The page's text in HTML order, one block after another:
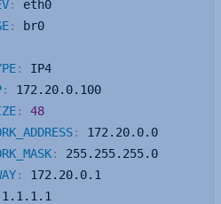
:
eth0
:
br0
:
IP4
:
172.20.0.100
:
48
:
172.20.0.0
:
255.255.255.0
:
172.20.0.1
1.1.1.1